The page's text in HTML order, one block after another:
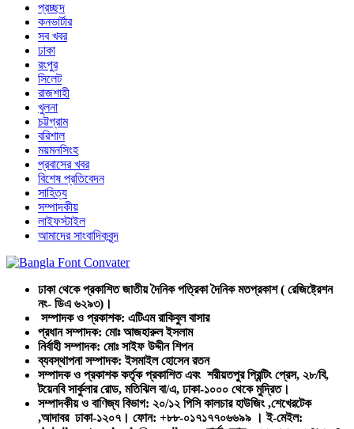
প্রচ্ছদ
কনভার্টার
সব খবর
ঢাকা
রংপুর
সিলেট
রাজশাহী
খুলনা
চট্টগ্রাম
বরিশাল
ময়মনসিংহ
প্রবাসের খবর
বিশেষ প্রতিবেদন
সাহিত্য
সম্পাদকীয়
লাইফস্টাইল
আমাদের সাংবাদিকবৃন্দ
ঢাকা থেকে প্রকাশিত জাতীয় দৈনিক পত্রিকা দৈনিক মতপ্রকাশ ( রেজিষ্ট্রেশন
নং- ডিএ ৬২৯৩)।
সম্পাদক ও প্রকাশক: এটিএম রাকিবুল বাসার
প্রধান সম্পাদক: মোঃ আজহারুল ইসলাম
নির্বাহী সম্পাদক: মোঃ সাইফ উদ্দীন শিপন
ব্যবস্থাপনা সম্পাদক: ইসমাইল হোসেন রতন
সম্পাদক ও প্রকাশক কর্তৃক প্রকাশিত এবং শরীয়তপুর প্রিন্টিং প্রেস, ২৮/বি,
টয়েনবি সার্কুলার রোড, মতিঝিল বা/এ, ঢাকা-১০০০ থেকে মুদ্রিত।
সম্পাদকীয় ও বাণিজ্য বিভাগ: ২০/১২ পিসি কালচার হাউজিং ,শেখেরটেক
,আদাবর ঢাকা-১২০৭। ফোন: +৮৮-০১৭১৭৭০৬৬৯৯ । ই-মেইল: